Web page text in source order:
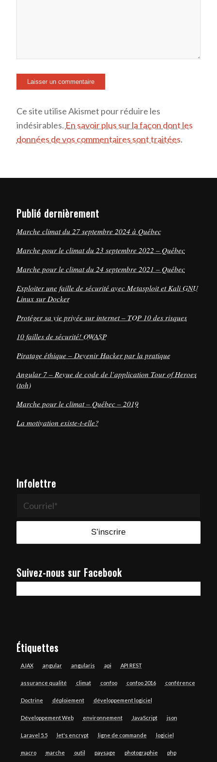
Ce site utilise Akismet pour réduire les
indésirables. En savoir plus sur la façon dont les
données de vos commentaires sont traitées.
Publié dernièrement
Marche climat du 27 septembre 2024 à Québec
Marche pour le climat du 23 septembre 2022 – Québec
Marche pour le climat du 24 septembre 2021 – Québec
Exploiter une faille de sécurité avec Metasploit et Kali GNU
Linux sur Docker
Protéger sa vie privée sur internet – TOP 10 des risques
10 failles de sécurité! OWASP
Piratage éthique – Devenir Hacker par la pratique
Angular 7 – Revue de code de l’application Tour of Heroes
(toh)
Marche pour le climat – Québec – 2019
La motivation existe-t-elle?
Infolettre
Suivez-nous sur Facebook
Étiquettes
AJAX angular angularjs api API REST
assurance qualité climat confoo confoo 2016 conférence
Doctrine déploiement développement logiciel
Développement Web environnement JavaScript json
Laravel 5.5 let's encrypt ligne de commande logiciel
macro marche outil paysage photographie php